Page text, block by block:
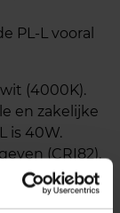
PL-L vooral
(4000K).
en zakelijke
is 40W.
(CRI82).
uur.